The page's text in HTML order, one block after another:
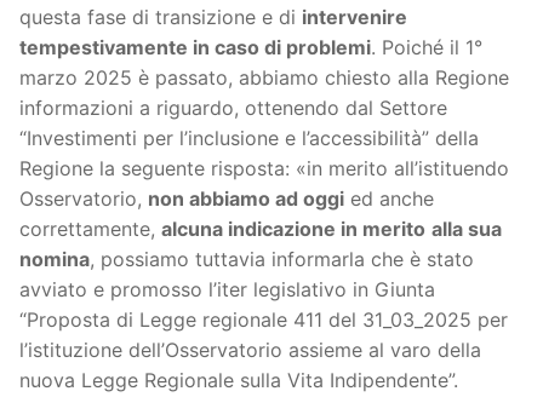
questa fase di transizione e di intervenire
tempestivamente in caso di problemi. Poiché il 1°
marzo 2025 è passato, abbiamo chiesto alla Regione
informazioni a riguardo, ottenendo dal Settore
“Investimenti per l’inclusione e l’accessibilità” della
Regione la seguente risposta: «in merito all’istituendo
Osservatorio, non abbiamo ad oggi ed anche
correttamente, alcuna indicazione in merito alla sua
nomina, possiamo tuttavia informarla che è stato
avviato e promosso l’iter legislativo in Giunta
“Proposta di Legge regionale 411 del 31_03_2025 per
l’istituzione dell’Osservatorio assieme al varo della
nuova Legge Regionale sulla Vita Indipendente”.